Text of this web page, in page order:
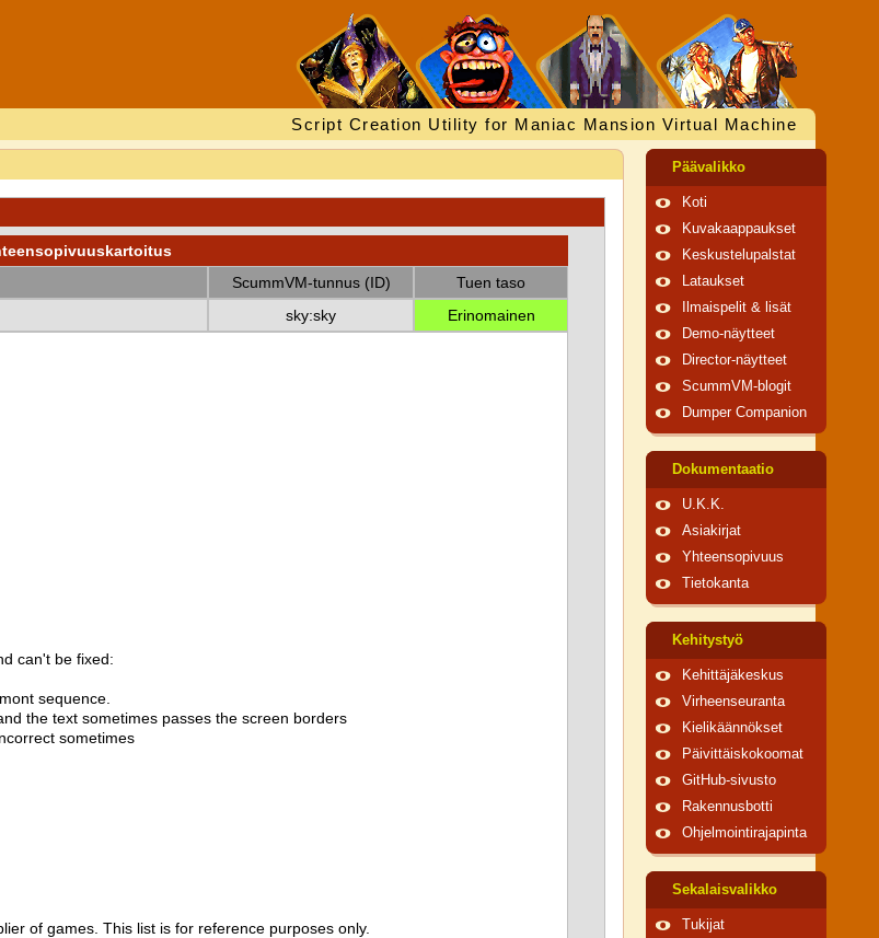
Script Creation Utility for Maniac Mansion Virtual Machine
ScummVM-tunnus (ID)
Tuen taso
sky:sky Erinomainen
can't be fixed:
sequence.
the text sometimes passes the screen borders
sometimes
of games. This list is for reference purposes only.
Päävalikko
Koti
Kuvakaappaukset
Keskustelupalstat
Lataukset
Ilmaispelit & lisät
Demo-näytteet
Director-näytteet
ScummVM-blogit
Dumper Companion
Dokumentaatio
U.K.K.
Asiakirjat
Yhteensopivuus
Tietokanta
Kehitystyö
Kehittäjäkeskus
Virheenseuranta
Kielikäännökset
Päivittäiskokoomat
GitHub-sivusto
Rakennusbotti
Ohjelmointirajapinta
Sekalaisvalikko
Tukijat